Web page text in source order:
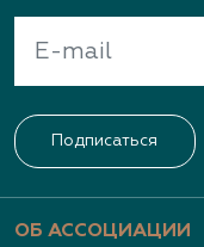
ОБ АССОЦИАЦИИ
Подписаться